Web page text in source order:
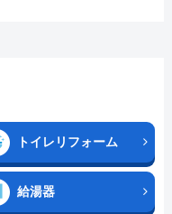
トイレリフォーム
給湯器